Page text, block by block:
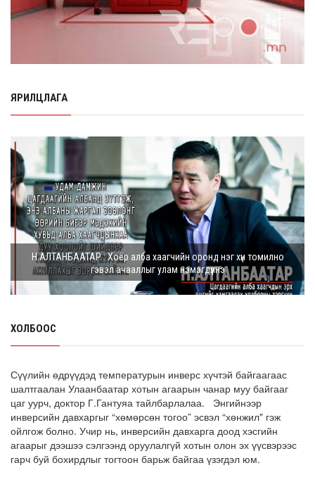
95 хэрэг бүртгэгджээ
8 сарын 06, 2026
Хүүхдийн мөнгө, халамж, тэтгэмжийг энэ сарын 20-нд
НӨАТ-ын буцаан олголтыг 8 хувь болгох өргөдөлд 14
Г.Дамдинням: Шатахууны үнэ дээр тохиролцох
боломжгүй. Одоогоор олдож байгаа газра...
8 сарын 05, 2026
Э.Батшугар: Монгол Улс нэг эх үүсвэрээс буюу өндөр
чанартай эмийг, хямд үнээр худ...
8 сарын 05, 2026
НӨӨЦТЭЙ БАЙНА
8 сарын 05, 2026
Тэгш, сондгойгоор зааглан шатахуун олгосноор
өдрийн ачаалал ХОЁР ДАХИН БУУРСАН
8 сарын 05, 2026
ЯРИЛЦЛАГА
Н.АЛТАНБААТАР : Хоёр алба хаагчийн оронд нэг хүн томилно
гэвэл ачааллыг улам нэмэгдүүлнэ
ХОЛБООС
Сүүлийн өдрүүдэд температурын инверс хүчтэй байгаагаас
шалтгаалан Улаанбаатар хотын агаарын чанар муу байгааг
цаг уурч, доктор Г.Гантуяа тайлбарлалаа. Энгийнээр
инверсийн давхаргыг “хөмөрсөн тогоо” эсвэл “хөнжил" гэж
ойлгож болно. Учир нь, инверсийн давхарга доод хэсгийн
агаарыг дээшээ сэлгээнд оруулалгүй хотын олон эх үүсвэрээс
гарч буй бохирдлыг тогтоон барьж байгаа үзэгдэл юм.